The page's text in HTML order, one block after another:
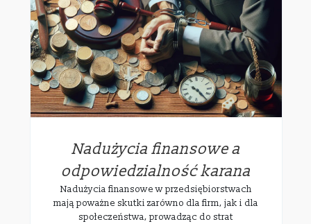
Nadużycia finansowe a
odpowiedzialność karana
Nadużycia finansowe w przedsiębiorstwach
mają poważne skutki zarówno dla firm, jak i dla
społeczeństwa, prowadząc do strat